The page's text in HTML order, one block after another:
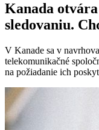
Kanada
sledovaniu.
V Kanade sa v
telekomunikačné
na požiadanie ich